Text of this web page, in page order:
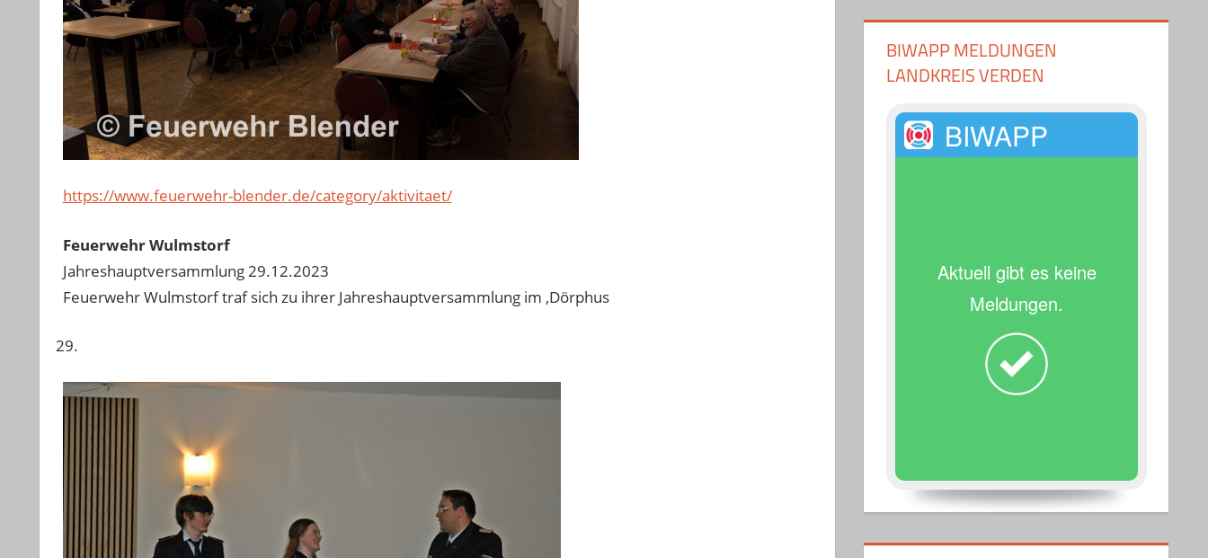
https://www.feuerwehr-blender.de/category/aktivitaet/
Feuerwehr Wulmstorf
Jahreshauptversammlung 29.12.2023
Feuerwehr Wulmstorf traf sich zu ihrer Jahreshauptversammlung im ‚Dörphus
BIWAPP MELDUNGEN
LANDKREIS VERDEN
BIWAPP
Aktuell gibt es keine
Meldungen.